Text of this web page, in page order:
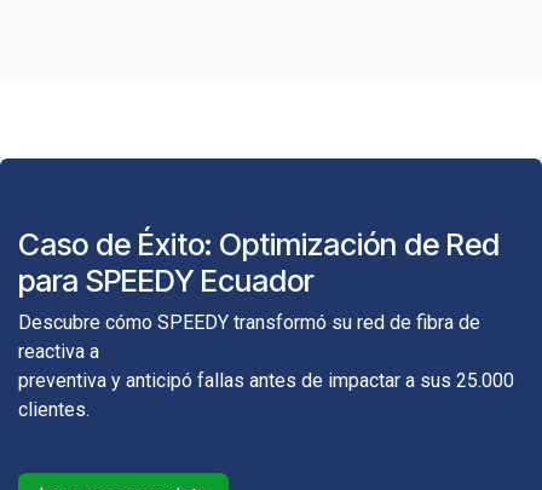
Caso de Éxito: Optimización de Red
para SPEEDY Ecuador
Descubre cómo SPEEDY transformó su red de fibra de
reactiva a
preventiva y anticipó fallas antes de impactar a sus 25.000
clientes.